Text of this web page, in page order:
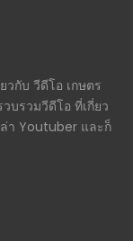
กับ วีดีโอ เกษตร
บรวมวีดีโอ ที่เกี่ยว
ล่า Youtuber และก็